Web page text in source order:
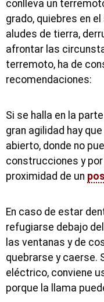
conlleva un
grado, quiebres en
aludes de tierra,
afrontar las
terremoto, ha de
recomendaciones:
Si se halla en la
gran agilidad hay
abierto, donde no
construcciones y
proximidad de un
En caso de estar
refugiarse debajo
las ventanas y de
quebrarse y caerse.
eléctrico, conviene
porque la llama